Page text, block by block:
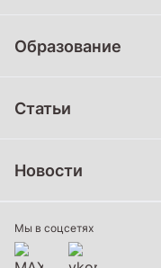
Образование
Дополнительное
Статьи
Новости
Мы в соцсетях